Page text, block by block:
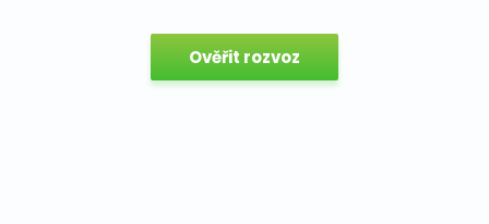
Ověřit rozvoz